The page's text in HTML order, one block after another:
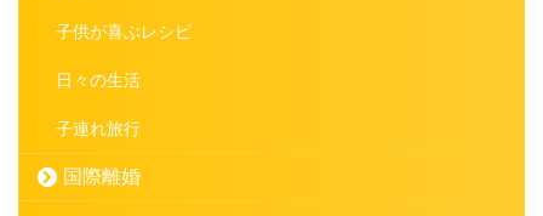
子供が喜ぶレシピ
日々の生活
子連れ旅行
国際離婚